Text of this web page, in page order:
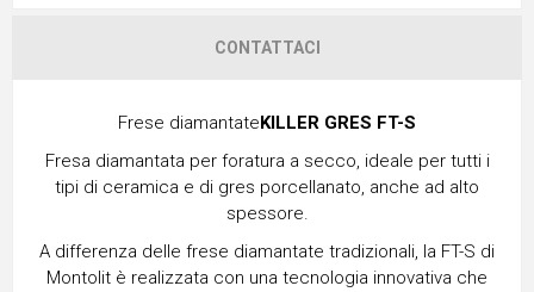
CONTATTACI
Frese diamantate KILLER GRES FT-S
Fresa diamantata per foratura a secco, ideale per tutti i
tipi di ceramica e di gres porcellanato, anche ad alto
spessore.
A differenza delle frese diamantate tradizionali, la FT-S di
Montolit è realizzata con una tecnologia innovativa che